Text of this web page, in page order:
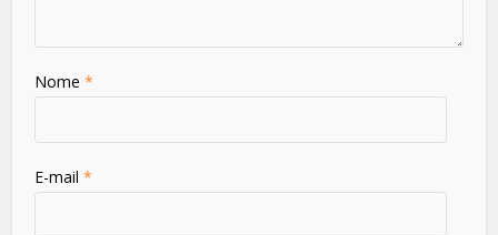
Nome*
E-mail*